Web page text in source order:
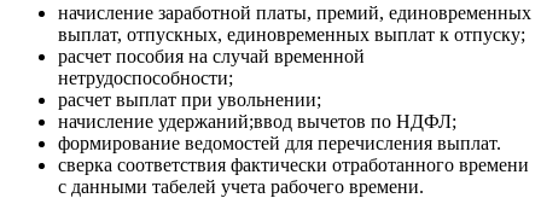
начисление заработной платы, премий, единовременных
выплат, отпускных, единовременных выплат к отпуску;
расчет пособия на случай временной
нетрудоспособности;
расчет выплат при увольнении;
начисление удержаний;ввод вычетов по НДФЛ;
формирование ведомостей для перечисления выплат.
сверка соответствия фактически отработанного времени
с данными табелей учета рабочего времени.